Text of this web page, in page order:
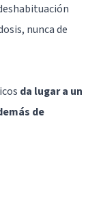
nunca de
da lugar a un
de